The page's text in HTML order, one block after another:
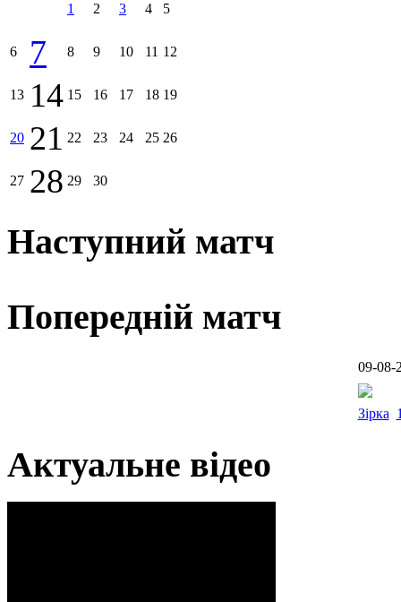
1 2 3 4 5
6 7 8 9 10 11 12
13 14 15 16 17 18 19
20 21 22 23 24 25 26
27 28 29 30
Наступний матч
Попередній матч
09-08-
Зірка
Актуальне відео